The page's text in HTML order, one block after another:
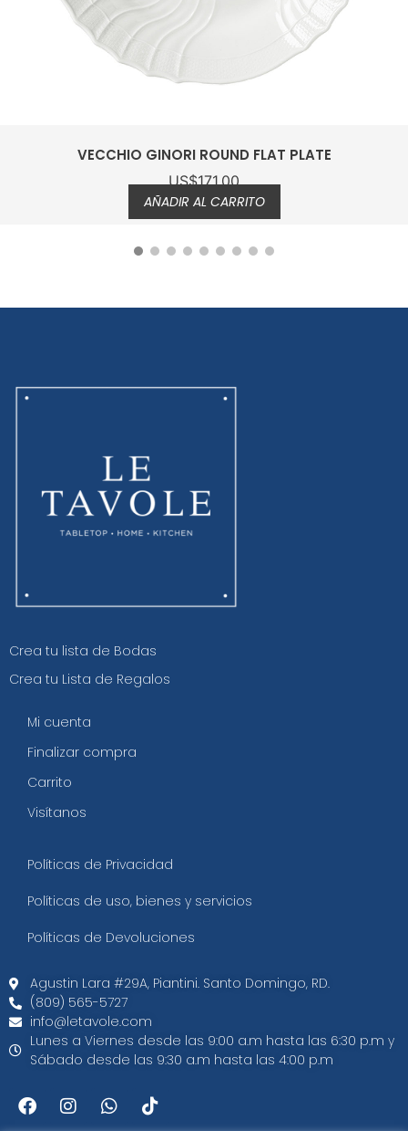
DINNER PLATE VECCHIO GINORI
US$75.00
AÑADIR AL CARRITO
Crea tu lista de Bodas
Crea tu Lista de Regalos
Mi cuenta
Finalizar compra
Carrito
Visítanos
Políticas de Privacidad
Políticas de uso, bienes y servicios
Políticas de Devoluciones
Agustin Lara #29A, Piantini. Santo Domingo, RD.​
(809) 565-5727
info@letavole.com
Lunes a Viernes desde las 9:00 a.m hasta las 6:30 p.m y
Sábado desde las 9:30 a.m hasta las 4:00 p.m